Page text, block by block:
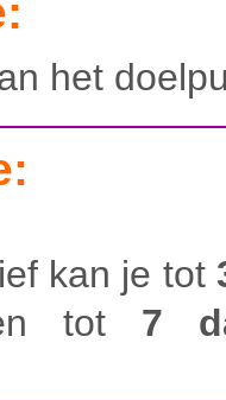
het
kan je tot
tot 7